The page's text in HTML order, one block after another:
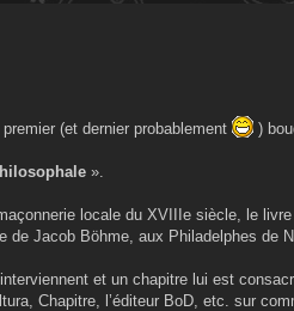
(et dernier probablement )
».
locale du XVIIIe siècle, le
de Jacob Böhme, aux Philadelphes de
et un chapitre lui est
Chapitre, l’éditeur BoD, etc. sur